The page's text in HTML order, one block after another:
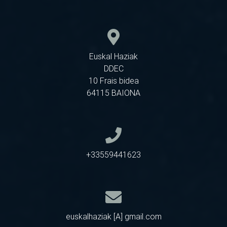
Euskal Haziak
DDEC
10 Frais bidea
64115 BAIONA
+33559441623
euskalhaziak [A] gmail.com